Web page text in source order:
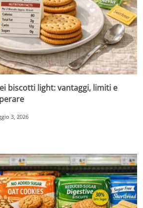
biscotti light: vantaggi, limiti e
3, 2026